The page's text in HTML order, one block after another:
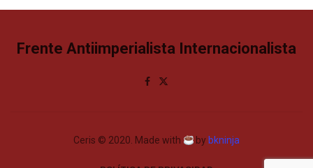
Frente Antiimperialista Internacionalista
Ceris © 2020. Made with by bkninja